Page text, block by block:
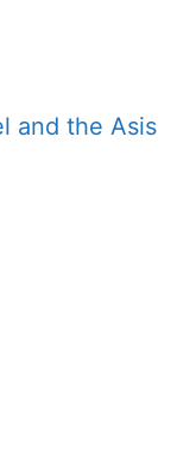
and the Asis